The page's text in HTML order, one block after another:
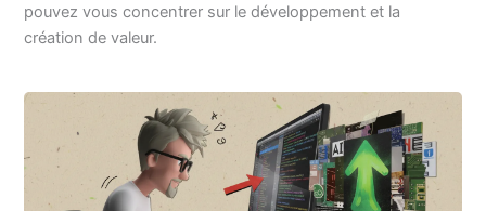
pouvez vous concentrer sur le développement et la
création de valeur.